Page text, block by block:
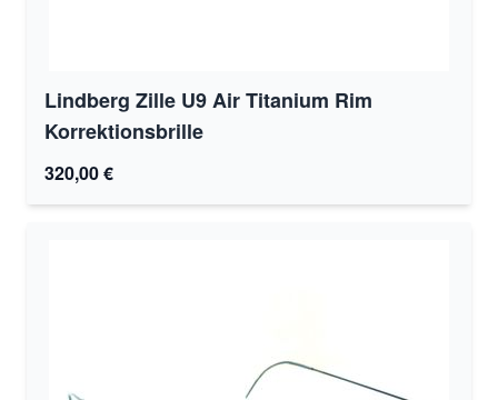
Lindberg Zille U9 Air Titanium Rim
Korrektionsbrille
320,00 €